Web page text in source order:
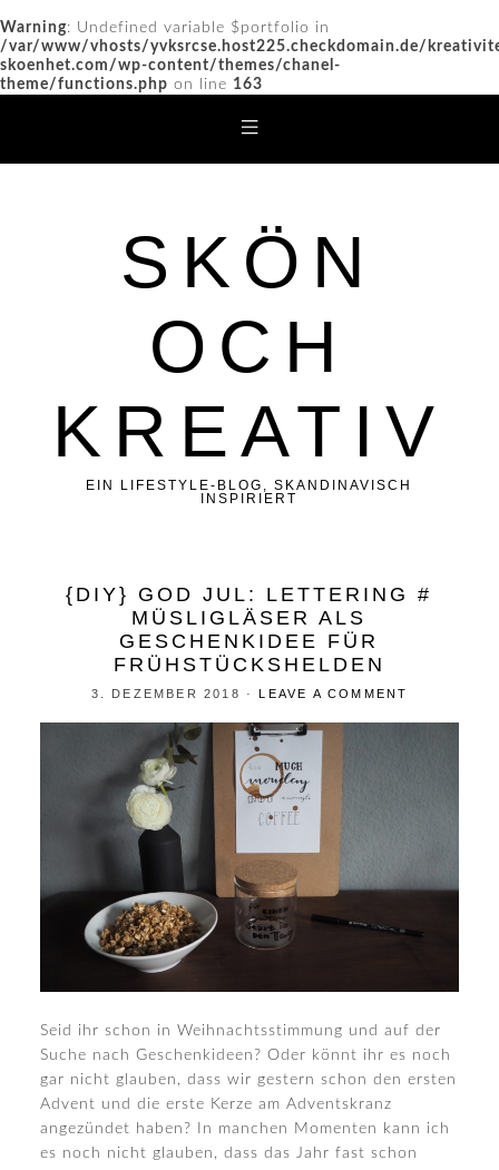
Warning: Undefined variable $portfolio in
/var/www/vhosts/yvksrcse.host225.checkdomain.de/
skoenhet.com/wp-content/themes/chanel-
theme/functions.php on line 163
SKÖN
OCH
KREATIV
EIN LIFESTYLE-BLOG, SKANDINAVISCH
INSPIRIERT
{DIY} GOD JUL: LETTERING #
MÜSLIGLÄSER ALS
GESCHENKIDEE FÜR
FRÜHSTÜCKSHELDEN
3. DEZEMBER 2018 ·LEAVE A COMMENT
Seid ihr schon in Weihnachtsstimmung und auf der
Suche nach Geschenkideen? Oder könnt ihr es noch
gar nicht glauben, dass wir gestern schon den ersten
Advent und die erste Kerze am Adventskranz
angezündet haben? In manchen Momenten kann ich
es noch nicht glauben, dass das Jahr fast schon